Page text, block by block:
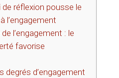
de réflexion pousse le
l’engagement
l’engagement : le
favorise
degrés d’engagement